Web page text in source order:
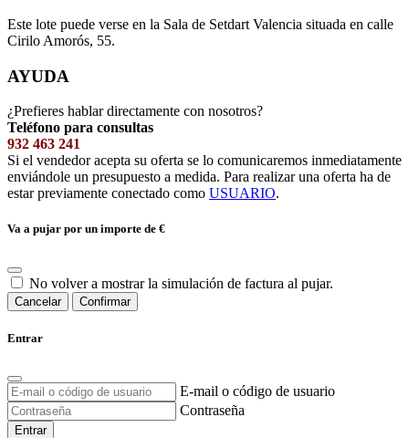
Este lote puede verse en la Sala de Setdart Valencia situada en calle
Cirilo Amorós, 55.
AYUDA
¿Prefieres hablar directamente con nosotros?
Teléfono para consultas
932 463 241
Si el vendedor acepta su oferta se lo comunicaremos inmediatamente
enviándole un presupuesto a medida. Para realizar una oferta ha de
estar previamente conectado como USUARIO.
Va a pujar por un importe de €
No volver a mostrar la simulación de factura al pujar.
Cancelar Confirmar
Entrar
E-mail o código de usuario
Contraseña
Entrar